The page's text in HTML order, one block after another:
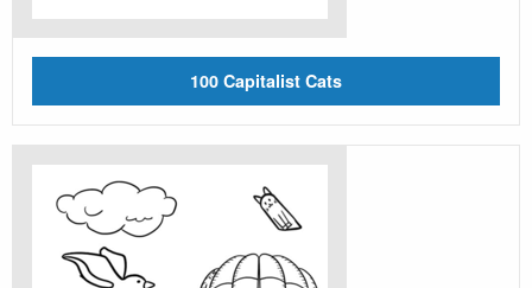
100 Capitalist Cats